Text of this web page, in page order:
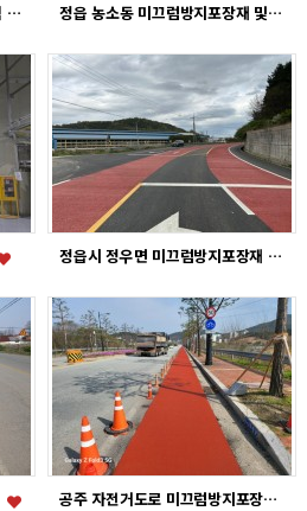
공주 시의국도 36호선 차선 도색 공사 정읍 농소동 미끄럼방지포장재 및 도막형 바닥재
정읍시 정우면 미끄럼방지포장재
공주 자전거도로 미끄럼방지포장재